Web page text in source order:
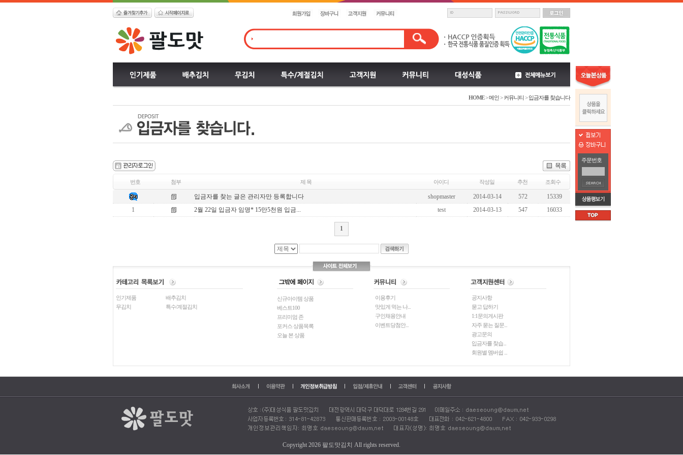
주문번호
HOME>메인>커뮤니티>입금자를 찾습니다
번호 첨부 제 목 아이디 작성일 추천 조회수
입금자를 찾는 글은 관리자만 등록합니다 shopmaster 2014-03-14 572
15339
1
2월 22일 입금자 임명* 15만5천원 입금... test 2014-03-13 547 16033
1
인기제품
배추김치
무김치
특수/계절김치
신규아이템 상품
베스트100
프리미엄 존
포커스 상품목록
오늘 본 상품
이용후기
맛있게 먹는 나...
구인채용안내
이벤트당첨안...
공지사항
묻고 답하기
1:1문의게시판
자주 묻는 질문...
광고문의
입금자를 찾습...
회원별 멤버쉽 ...
Copyright 2026 팔도맛김치 All rights reserved.